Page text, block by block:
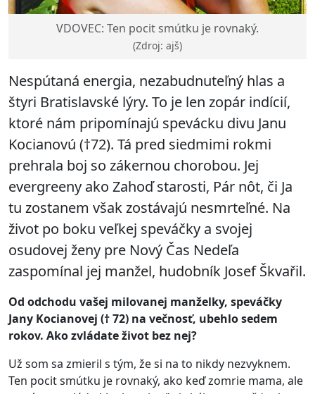
VDOVEC: Ten pocit smútku je rovnaký.
(Zdroj: ajš)
Nespútaná energia, nezabudnuteľný hlas a
štyri Bratislavské lýry. To je len zopár indícií,
ktoré nám pripomínajú spevácku divu Janu
Kocianovú (†72). Tá pred siedmimi rokmi
prehrala boj so zákernou chorobou. Jej
evergreeny ako Zahoď starosti, Pár nôt, či Ja
tu zostanem však zostávajú nesmrteľné. Na
život po boku veľkej speváčky a svojej
osudovej ženy pre Nový Čas Nedeľa
zaspomínal jej manžel, hudobník Josef Škvařil.
Od odchodu vašej milovanej manželky, speváčky
Jany Kocianovej († 72) na večnosť, ubehlo sedem
rokov. Ako zvládate život bez nej?
Už som sa zmieril s tým, že si na to nikdy nezvyknem.
Ten pocit smútku je rovnaký, ako keď zomrie mama, ale